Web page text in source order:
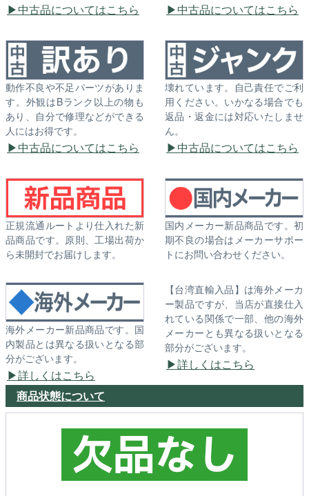
中古品についてはこちら 中古品についてはこちら
動作不良や不足パーツがありま
す。外観はBランク以上の物も
あり、自分で修理などができる
人にはお得です。
中古品についてはこちら
壊れています。自己責任でご利
用ください。いかなる場合でも
返品・返金には対応いたしませ
ん。
中古品についてはこちら
正規流通ルートより仕入れた新
品商品です。原則、工場出荷か
ら未開封でお届けします。
国内メーカー新品商品です。初
期不良の場合はメーカーサポー
トにお問い合わせください。
海外メーカー新品商品です。国
内製品とは異なる扱いとなる部
分がございます。
詳しくはこちら
【台湾直輸入品】は海外メーカ
ー製品ですが、当店が直接仕入
れている関係で一部、他の海外
メーカーとも異なる扱いとなる
部分がございます。
詳しくはこちら
商品状態について